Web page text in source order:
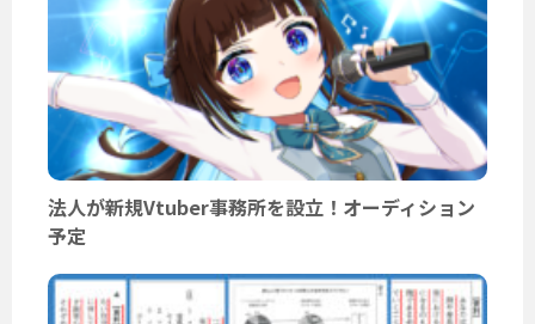
法人が新規Vtuber事務所を設立！オーディション
予定